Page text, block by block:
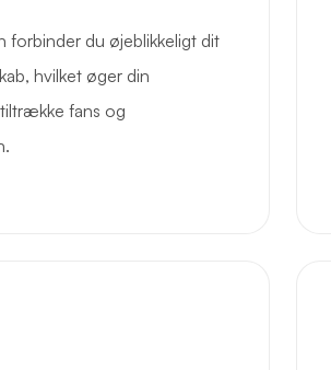
du øjeblikkeligt dit
hvilket øger din
fans og